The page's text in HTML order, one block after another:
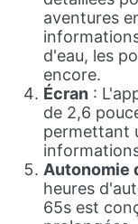
aventures
d'eau, les
encore.
Écran :
de 2,6
permettant
Autonomie
heures
65s est